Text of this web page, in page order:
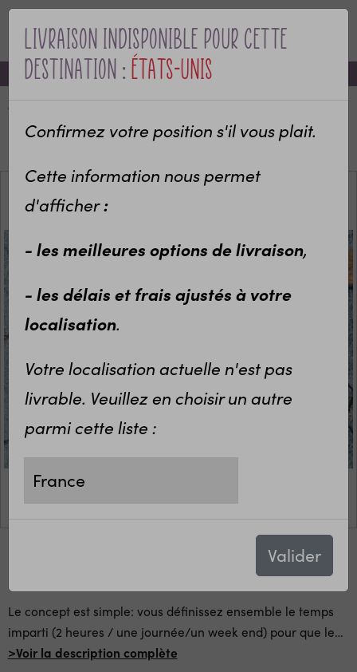
MENU
-10% sur votre première commande avec le code bienvenue
Livraison indisponible pour cette
destination :États-Unis
Confirmez votre position s'il vous plait.
Cette information nous permet
d'afficher:
- les meilleures options de livraison,
- les délais et frais ajustés à votre
localisation.
Votre localisation actuelle n'est pas
livrable. Veuillez en choisir un autre
parmi cette liste :
Valider
EVJF, EVG, organisation
Jeu des défis pour EVG (version papier)
Le concept est simple: vous définissez ensemble le temps
imparti (2 heures / une journée/un week end) pour que le…
>Voir la description complète